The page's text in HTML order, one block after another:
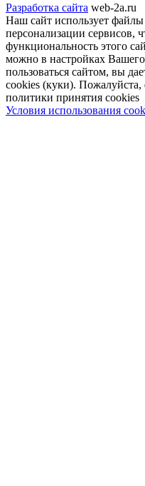
Разработка сайта web-2a.ru
Наш сайт использует
персонализации сервисов,
функциональность этого
можно в настройках
пользоваться сайтом, вы
cookies (куки). Пожалуйста,
политики принятия сookies
Условия использования